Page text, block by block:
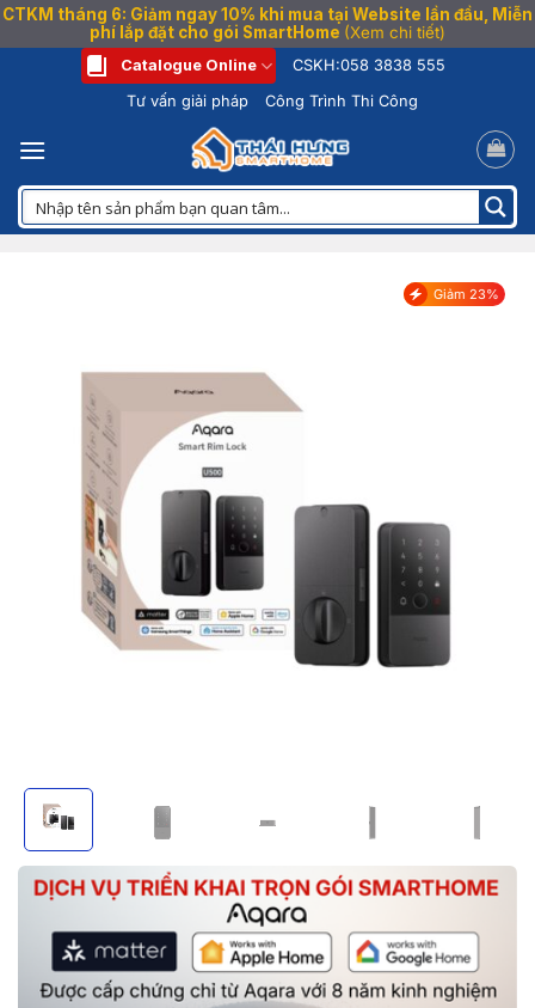
CTKM tháng 6: Giảm ngay 10% khi mua tại Website lần đầu, Miễn
phí lắp đặt cho gói SmartHome (Xem chi tiết)
dung
Catalogue Online CSKH:058 3838 555
Tư vấn giải pháp
Công Trình Thi Công
Giảm 23%